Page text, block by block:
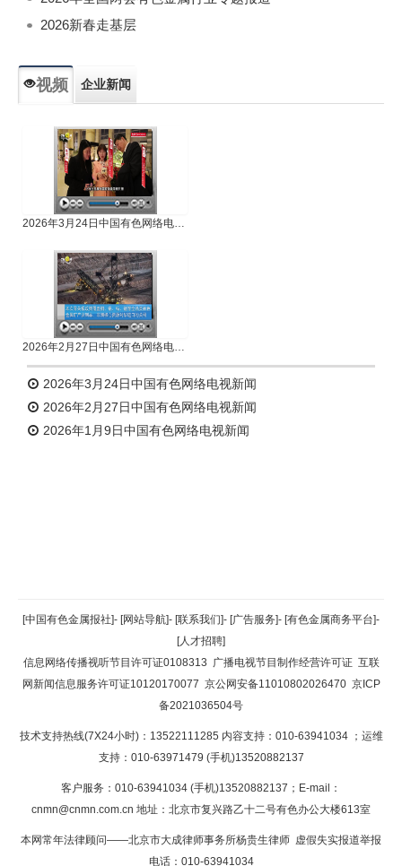
2026新春走基层
视频 企业新闻
2026年3月24日中国有色网络电视新闻
2026年2月27日中国有色网络电视新闻
2026年3月24日中国有色网络电视新闻
2026年2月27日中国有色网络电视新闻
2026年1月9日中国有色网络电视新闻
返回顶部
返回首页
[中国有色金属报社]- [网站导航]- [联系我们]- [广告服务]- [有色金属商务平台]-
[人才招聘]
信息网络传播视听节目许可证0108313 广播电视节目制作经营许可证 互联
网新闻信息服务许可证10120170077 京公网安备11010802026470 京ICP
备2021036504号
技术支持热线(7X24小时)：13522111285 内容支持：010-63941034 ；运维
支持：010-63971479 (手机)13520882137
客户服务：010-63941034 (手机)13520882137；E-mail：
cnmn@cnmn.com.cn 地址：北京市复兴路乙十二号有色办公大楼613室
本网常年法律顾问——北京市大成律师事务所杨贵生律师 虚假失实报道举报
电话：010-63941034